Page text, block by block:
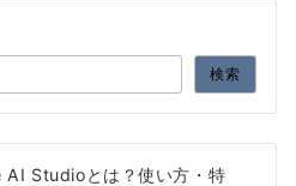
検索
AI Studioとは？使い方・特